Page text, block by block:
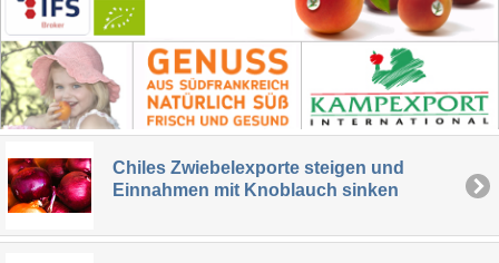
Chiles Zwiebelexporte steigen und
Einnahmen mit Knoblauch sinken